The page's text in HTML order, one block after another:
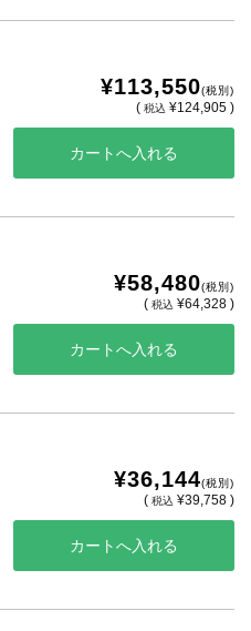
¥113,550(税別)
(税込 ¥124,905 )
¥58,480(税別)
(税込 ¥64,328 )
¥36,144(税別)
(税込 ¥39,758 )